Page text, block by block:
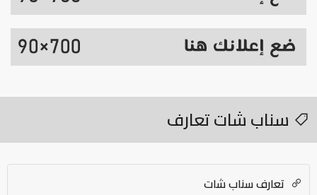
سناب شات تعارف
تعارف سناب شات